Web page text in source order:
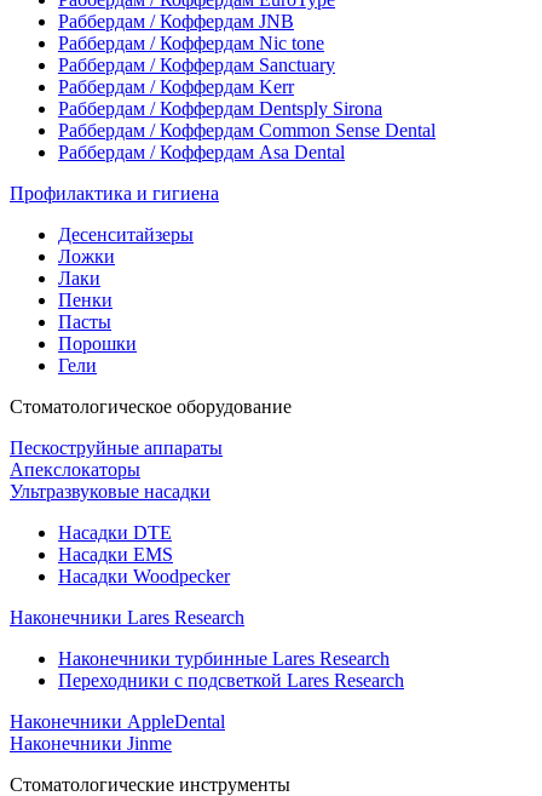
Раббердам / Коффердам JNB
Раббердам / Коффердам Nic tone
Раббердам / Коффердам Sanctuary
Раббердам / Коффердам Kerr
Раббердам / Коффердам Dentsply Sirona
Раббердам / Коффердам Common Sense Dental
Раббердам / Коффердам Asa Dental
Профилактика и гигиена
Десенситайзеры
Ложки
Лаки
Пенки
Пасты
Порошки
Гели
Стоматологическое оборудование
Пескоструйные аппараты
Апекслокаторы
Ультразвуковые насадки
Насадки DTE
Насадки EMS
Насадки Woodpecker
Наконечники Lares Research
Наконечники турбинные Lares Research
Переходники с подсветкой Lares Research
Наконечники AppleDental
Наконечники Jinme
Стоматологические инструменты